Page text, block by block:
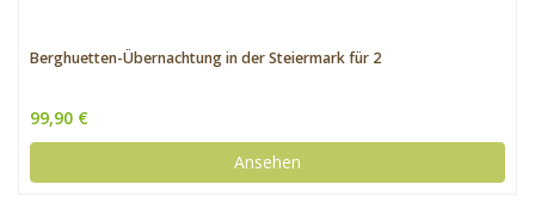
Berghuetten-Übernachtung in der Steiermark für 2
99,90 €
Ansehen